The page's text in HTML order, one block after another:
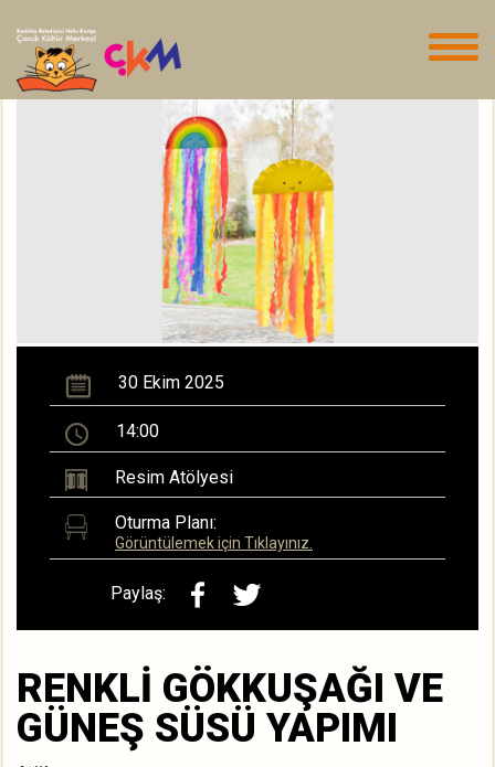
30 Ekim 2025
14:00
Resim Atölyesi
Oturma Planı:
Görüntülemek için Tıklayınız.
Paylaş:
RENKLİ GÖKKUŞAĞI VE
GÜNEŞ SÜSÜ YAPIMI